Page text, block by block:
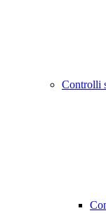
Controlli